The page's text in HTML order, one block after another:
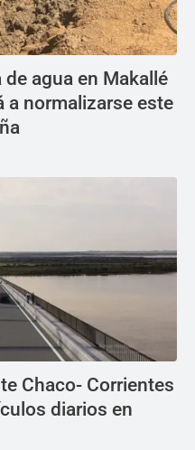
agua en Makallé
a normalizarse este
Chaco- Corrientes
diarios en